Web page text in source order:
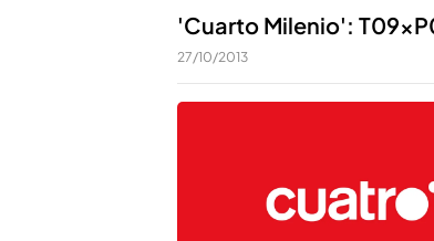
'Cuarto Milenio':
27/10/2013